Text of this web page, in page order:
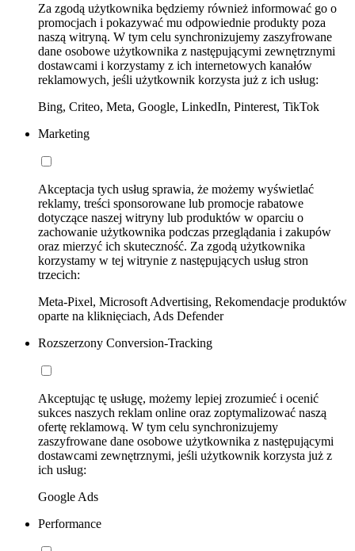
Za zgodą użytkownika będziemy również informować go o
promocjach i pokazywać mu odpowiednie produkty poza
naszą witryną. W tym celu synchronizujemy zaszyfrowane
dane osobowe użytkownika z następującymi zewnętrznymi
dostawcami i korzystamy z ich internetowych kanałów
reklamowych, jeśli użytkownik korzysta już z ich usług:
Bing, Criteo, Meta, Google, LinkedIn, Pinterest, TikTok
Marketing
Akceptacja tych usług sprawia, że możemy wyświetlać
reklamy, treści sponsorowane lub promocje rabatowe
dotyczące naszej witryny lub produktów w oparciu o
zachowanie użytkownika podczas przeglądania i zakupów
oraz mierzyć ich skuteczność. Za zgodą użytkownika
korzystamy w tej witrynie z następujących usług stron
trzecich:
Meta-Pixel, Microsoft Advertising, Rekomendacje produktów
oparte na kliknięciach, Ads Defender
Rozszerzony Conversion-Tracking
Akceptując tę usługę, możemy lepiej zrozumieć i ocenić
sukces naszych reklam online oraz zoptymalizować naszą
ofertę reklamową. W tym celu synchronizujemy
zaszyfrowane dane osobowe użytkownika z następującymi
dostawcami zewnętrznymi, jeśli użytkownik korzysta już z
ich usług:
Google Ads
Performance